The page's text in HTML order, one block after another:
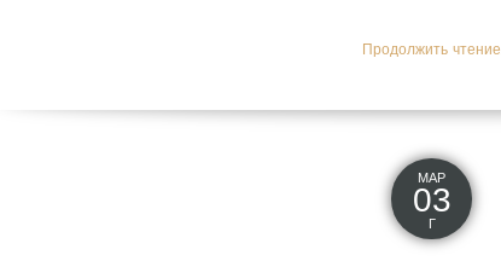
Продолжить
МАР
03
Г